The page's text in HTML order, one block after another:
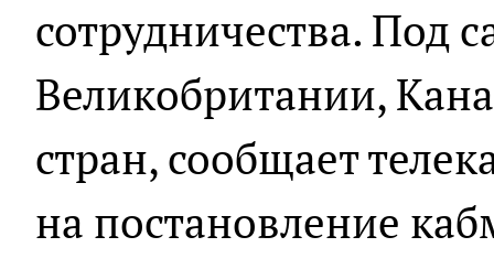
сотрудничества. Под
Великобритании,
стран, сообщает
на постановление